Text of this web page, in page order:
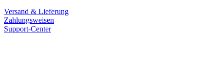
Versand & Lieferung
Zahlungsweisen
Support-Center